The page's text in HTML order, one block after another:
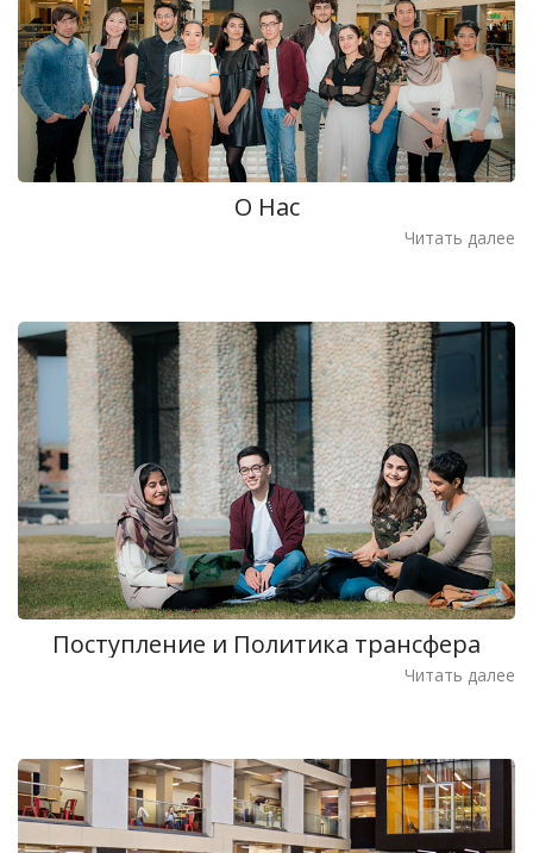
О Нас
Читать далее
Поступление и Политика трансфера
Читать далее